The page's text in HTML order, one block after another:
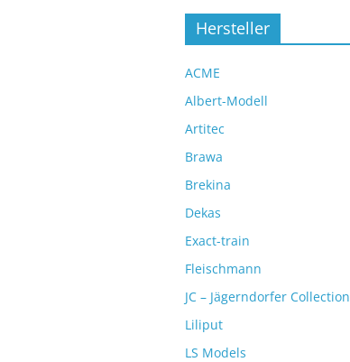
Hersteller
ACME
Albert-Modell
Artitec
Brawa
Brekina
Dekas
Exact-train
Fleischmann
JC – Jägerndorfer Collection
Liliput
LS Models